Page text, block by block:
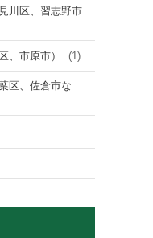
川区、習志野市
、市原市） (1)
区、佐倉市な